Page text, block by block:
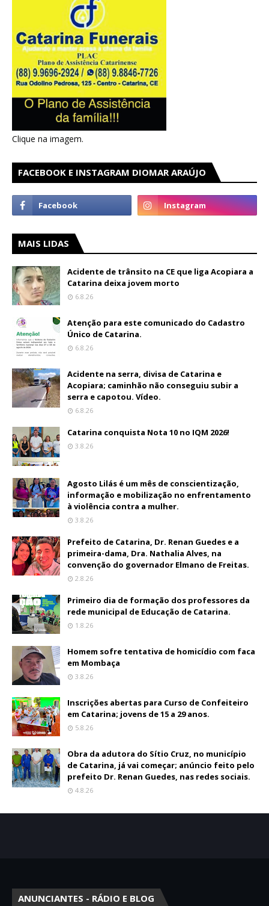
Clique na imagem.
FACEBOOK E INSTAGRAM DIOMAR ARAÚJO
MAIS LIDAS
Acidente de trânsito na CE que liga Acopiara a
Catarina deixa jovem morto
6.8.26
Atenção para este comunicado do Cadastro
Único de Catarina.
6.8.26
Acidente na serra, divisa de Catarina e
Acopiara; caminhão não conseguiu subir a
serra e capotou. Vídeo.
6.8.26
Catarina conquista Nota 10 no IQM 2026!
3.8.26
Agosto Lilás é um mês de conscientização,
informação e mobilização no enfrentamento
à violência contra a mulher.
3.8.26
Prefeito de Catarina, Dr. Renan Guedes e a
primeira-dama, Dra. Nathalia Alves, na
convenção do governador Elmano de Freitas.
2.8.26
Primeiro dia de formação dos professores da
rede municipal de Educação de Catarina.
1.8.26
Homem sofre tentativa de homicídio com faca
em Mombaça
3.8.26
Inscrições abertas para Curso de Confeiteiro
em Catarina; jovens de 15 a 29 anos.
5.8.26
Obra da adutora do Sítio Cruz, no município
de Catarina, já vai começar; anúncio feito pelo
prefeito Dr. Renan Guedes, nas redes sociais.
4.8.26
ANUNCIANTES - RÁDIO E BLOG